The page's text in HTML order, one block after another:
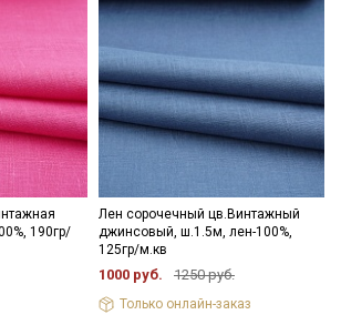
190гр/
Лен сорочечный цв.Винтажный
джинсовый, ш.1.5м, лен-100%,
125гр/м.кв
1000 руб. 1250 руб.
Только онлайн-заказ